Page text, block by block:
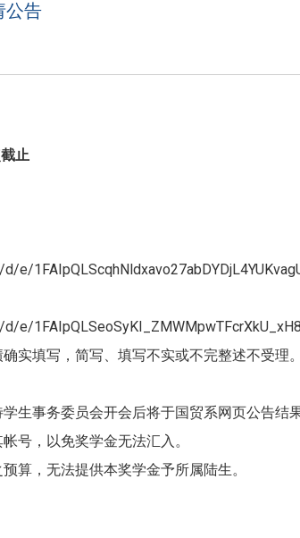
公告
止
e/
e/
实填写，简写、填写不实或不完整述不受理
生事务委员会开会后将于国贸系网页公告结果
号，以免奖学金无法汇入。
算，无法提供本奖学金予所属陆生。